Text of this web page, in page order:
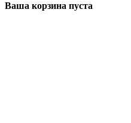
Ваша корзина пуста